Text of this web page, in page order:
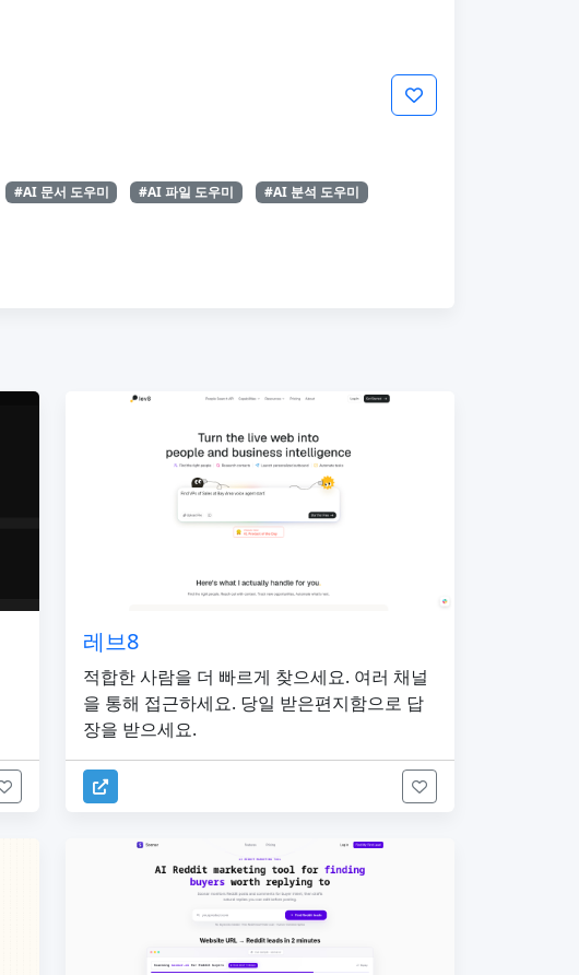
#AI 문서 도우미 #AI 파일 도우미
#AI 분석 도우미
레브8
적합한 사람을 더 빠르게 찾으세요. 여러 채널
을 통해 접근하세요. 당일 받은편지함으로 답
장을 받으세요.